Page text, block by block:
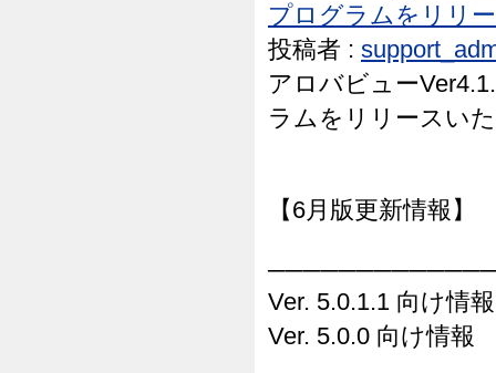
プログラムをリリ
投稿者 :
アロバビュー
ラムをリリースい
【6月版更新情報】
Ver. 5.0.1.1 向け情報
Ver. 5.0.0 向け情報